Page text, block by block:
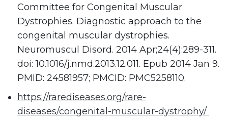
Committee for Congenital Muscular
Dystrophies. Diagnostic approach to the
congenital muscular dystrophies.
Neuromuscul Disord. 2014 Apr;24(4):289-311.
doi: 10.1016/j.nmd.2013.12.011. Epub 2014 Jan 9.
PMID: 24581957; PMCID: PMC5258110.
https://rarediseases.org/rare-
diseases/congenital-muscular-dystrophy/